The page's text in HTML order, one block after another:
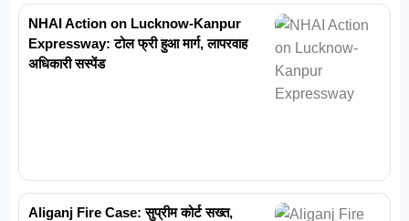
NHAI Action on Lucknow-Kanpur
Expressway: टोल फ्री हुआ मार्ग, लापरवाह
अधिकारी सस्पेंड
Aliganj Fire Case: सुप्रीम कोर्ट सख्त,